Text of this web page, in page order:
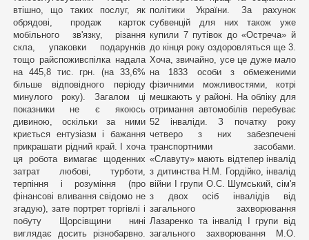
втішно, що таких послуг, як
обрядові, продаж карток
мобільного зв'язку, різання
скла, упаковки подарунків
тощо райспоживспілка надала
на 445,8 тис. грн. (на 33,6%
більше відповідного періоду
минулого року). Загалом ці
показники не є якоюсь
дивиною, оскільки за ними
криється ентузіазм і бажання
прикрашати рідний край. І хоча
ця робота вимагає щоденних
затрат любові, турботи,
терпіння і розуміння (про
фінансові вливання свідомо не
згадую), зате портрет торгівлі і
побуту Щорсівщини нині
виглядає досить різнобарвно.
політики України. За рахунок
субвенцій для них також уже
купили 7 путівок до «Остреча» й
до кінця року оздоровляться ще 3.
Хоча, звичайно, усе це дуже мало
на 1833 особи з обмеженими
фізичними можливостями, котрі
мешкають у районі. На обліку для
отримання автомобілів перебуває
52 інваліди. З початку року
четверо з них забезпечені
транспортними засобами.
«Славуту» мають відтепер інвалід
з дитинства Н.М. Гордійко, інвалід
війни І групи О.С. Шумський, сім'я
з двох осіб інвалідів від
загального захворювання
Лазаренко та інвалід І групи від
загального захворювання М.О.